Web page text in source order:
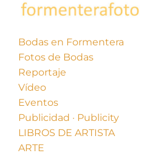
Bodas en Formentera
Fotos de Bodas
Reportaje
Vídeo
Eventos
Publicidad · Publicity
LIBROS DE ARTISTA
ARTE